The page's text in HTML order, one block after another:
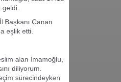
Başkanı Canan
eşlik etti.
alan İmamoğlu,
diliyorum.
sürecindeyken